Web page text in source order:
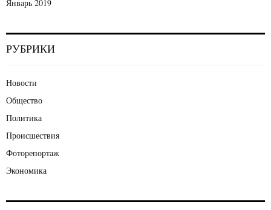
Январь 2019
РУБРИКИ
Новости
Общество
Политика
Происшествия
Фоторепортаж
Экономика